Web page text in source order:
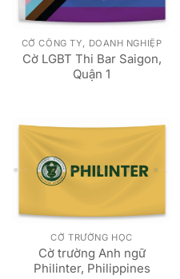
CỜ CÔNG TY, DOANH NGHIỆP
Cờ LGBT Thi Bar Saigon,
Quận 1
CỜ TRƯỜNG HỌC
Cờ trường Anh ngữ
Philinter, Philippines